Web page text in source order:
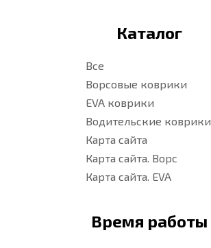
Каталог
Все
Ворсовые коврики
EVA коврики
Водительские коврики
Карта сайта
Карта сайта. Ворс
Карта сайта. EVA
Время работы